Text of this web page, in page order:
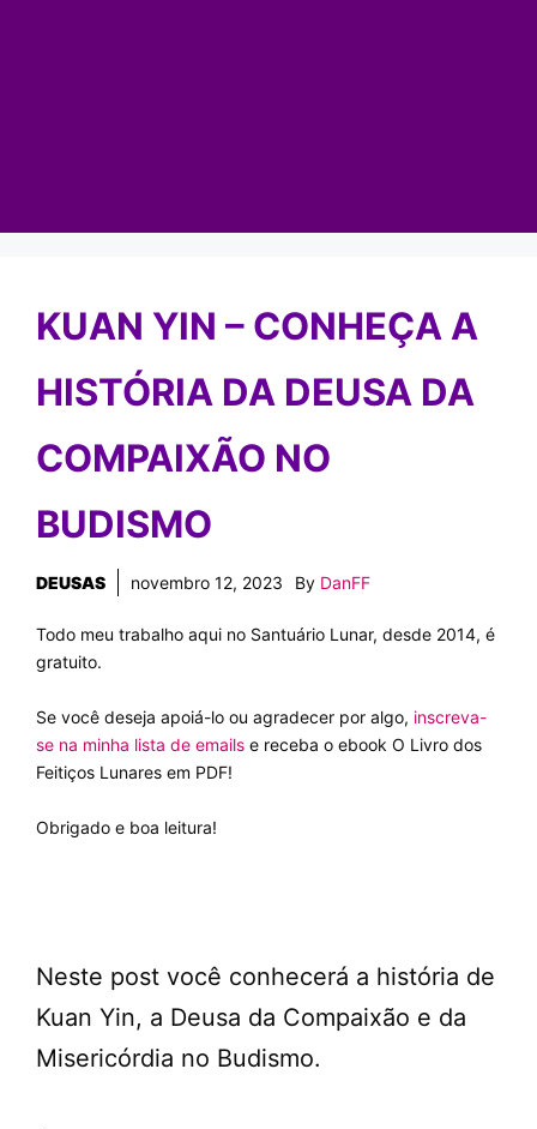
KUAN YIN – CONHEÇA A
HISTÓRIA DA DEUSA DA
COMPAIXÃO NO
BUDISMO
DEUSAS novembro 12, 2023 By DanFF
Todo meu trabalho aqui no Santuário Lunar, desde 2014, é
gratuito.
Se você deseja apoiá-lo ou agradecer por algo, inscreva-
se na minha lista de emails e receba o ebook O Livro dos
Feitiços Lunares em PDF!
Obrigado e boa leitura!
Neste post você conhecerá a história de
Kuan Yin, a Deusa da Compaixão e da
Misericórdia no Budismo.